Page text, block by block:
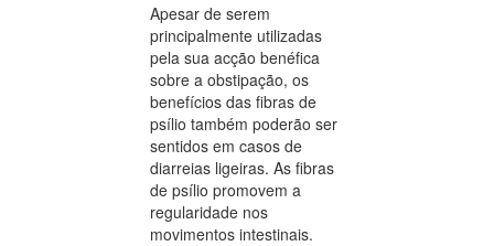
Apesar de serem
principalmente utilizadas
pela sua acção benéfica
sobre a obstipação, os
benefícios das fibras de
psílio também poderão ser
sentidos em casos de
diarreias ligeiras. As fibras
de psílio promovem a
regularidade nos
movimentos intestinais.